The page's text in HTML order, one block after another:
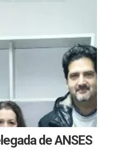
de ANSES